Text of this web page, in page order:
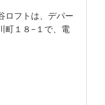
ロフトは、デパー
町１８−１で、電